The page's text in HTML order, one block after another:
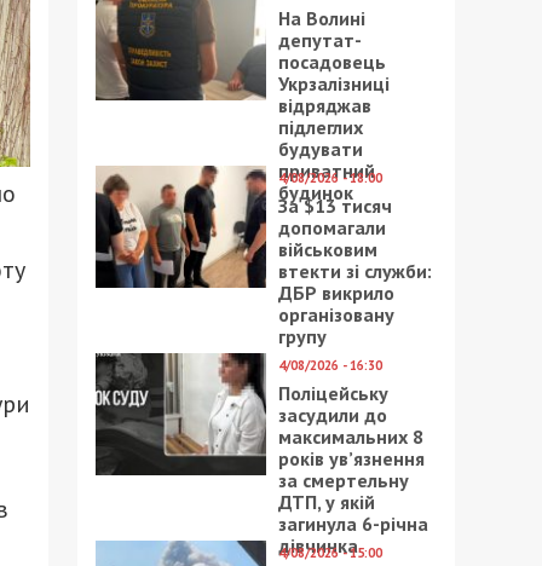
На Волині
депутат-
посадовець
Укрзалізниці
відряджав
підлеглих
будувати
приватний
будинок
4/08/2026 - 18:00
За $13 тисяч
допомагали
військовим
втекти зі служби:
ДБР викрило
організовану
групу
4/08/2026 - 16:30
Поліцейську
засудили до
максимальних 8
років ув’язнення
за смертельну
ДТП, у якій
загинула 6-річна
дівчинка
4/08/2026 - 15:00